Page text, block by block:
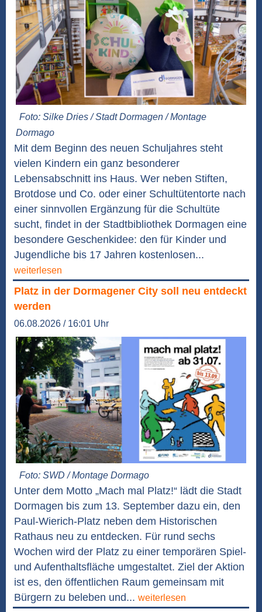
Foto: Silke Dries / Stadt Dormagen / Montage
Dormago
Mit dem Beginn des neuen Schuljahres steht
vielen Kindern ein ganz besonderer
Lebensabschnitt ins Haus. Wer neben Stiften,
Brotdose und Co. oder einer Schultütentorte nach
einer sinnvollen Ergänzung für die Schultüte
sucht, findet in der Stadtbibliothek Dormagen eine
besondere Geschenkidee: den für Kinder und
Jugendliche bis 17 Jahren kostenlosen...
weiterlesen
Platz in der Dormagener City soll neu entdeckt
werden
06.08.2026 / 16:01 Uhr
Foto: SWD / Montage Dormago
Unter dem Motto „Mach mal Platz!“ lädt die Stadt
Dormagen bis zum 13. September dazu ein, den
Paul-Wierich-Platz neben dem Historischen
Rathaus neu zu entdecken. Für rund sechs
Wochen wird der Platz zu einer temporären Spiel-
und Aufenthaltsfläche umgestaltet. Ziel der Aktion
ist es, den öffentlichen Raum gemeinsam mit
Bürgern zu beleben und... weiterlesen